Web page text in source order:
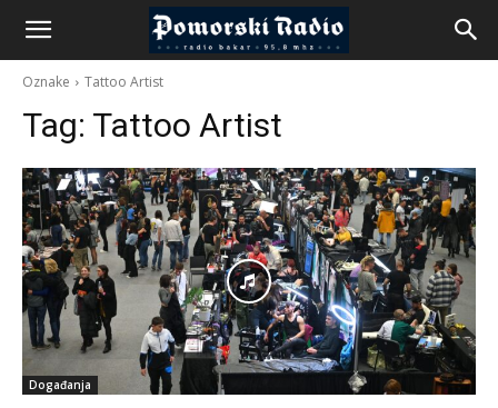
Oznake Tattoo Artist
Tag: Tattoo Artist
Događanja